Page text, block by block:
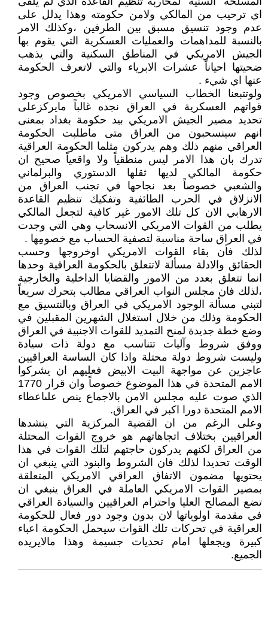
اي ترحيب من المالكي ولامن حكومته وهذا يدلل على
عدم وجود تنسيق مسبق بين الطرفين ،وكذلك الامر
بالنسبة للمداهمات والعمليات العسكرية التي يقوم بها
الجيش الامريكي في المناطق السكنية والتي يذهب
ضحيتها احياناً عشرات الابرياء والتي لاتعرف الحكومة
عنها اي شيء .
ولوتتبعنا الخطاب السياسي الامريكي بخصوص وجود
قواتهم العسكرية في العراق نجده غالباً مايركزعلى
تحديد مصير الجيش الامريكي بيد حكومة بغداد بمعنى
انهم سينسحبون من العراق متى ماطلبت الحكومة
العراقي منهم ذلك وهم يدركون مثلما الحكومة العراقية
تدرك بان هذا الامر ليس منطقياً ولا واقعياً صحيح ان
حكومة المالكي لديها ثقلها الدستوري والبرلماني
والشعبي خصوصاً بعد نجاحها في تجنب العراق من
الانزلاق في الحرب الطائفية وتفكيك تنظيم القاعدة
الارهابي الان كل تلك الامور غير كافية لتجعل المالكي
يطلب من القوات الامريكي الانسحاب وهي التي وجدت
في العراق ساحة مناسبة لتصفية الحساب مع خصومِها .
لذلك فأن بقاء القوات الامريكي اوخروجها وحسب
الحقائق والادلة مسألة لاتتعلق بالحكومة العراقية وحدها
انما تتعلق بعدد من الامور والقضايا الداخلية والخارجية
،لذلك فان مجلس النواب العراقي مطالب بتحرك سريعاً
لتبني مسألة الوجود الامريكي في العراق وبالنتسيق مع
الحكومة وذلك من خلال استغلال الشهرين المقبلين في
وضع خطة جديدة لمنح التمديد للقوات الاجنبية في العراق
ووفق شروط وآليات تتناسب مع دولة ذات سيادة
وليست شروط دولة محتلة واذا كان الساسة العراقيين
عاجزين عن مواجهة البيت الابيض فعليهم ان يشركوا
الامم المتحدة في هذا الموضوع خصوصاً وان قرار 1770
الذي صوت عليه مجلس الامن بالاجماع ينص علىاعطاء
الامم المتحدة دورا اكبر في العراق.
وعلى الرغم من ان القضية المركزية التي ينشدها
العراقيين بختلاف اتجاهاتهم هو خروج القوات المحتلة
من العراق لكنهم يدركون حاجتهم لتلك القوات في هذا
الوقت تحديدا لذلك فان الشروط والبنود التي ينبغي ان
يحتويها مضمون الاتفاق العراقي الامريكي المتعلقة
بمصير القوات الامريكي العاملة في العراق ينبغي ان
تضع المصالح العليا واحترام العراقيين والسيادة العراقي
في مقدمة اولوياتها لان بدون وجود دور فعال للحكومة
العراقية في تحركات تلك القوات سيحمل الحكومة اعباء
كبيرة ويجعلها امام تحديات جسيمة وهذا مالايريده
الجميع.